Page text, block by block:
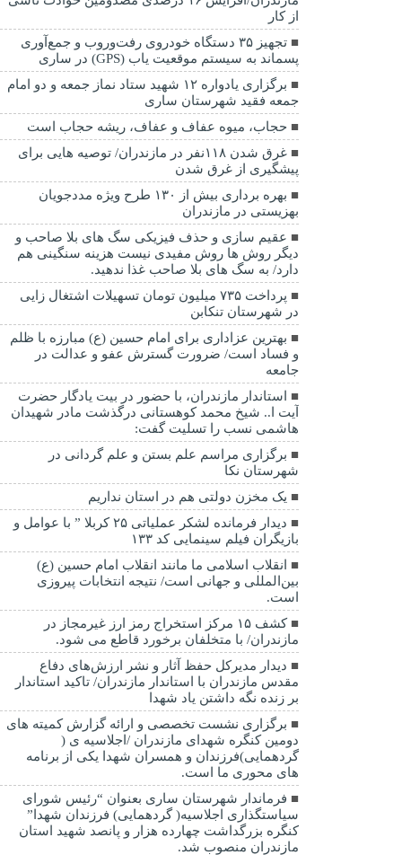
از کار
تجهیز ۳۵ دستگاه خودروی رفت‌وروب و جمع‌آوری
پسماند به سیستم موقعیت یاب (GPS) در ساری
برگزاری یادواره ۱۲ شهید ستاد نماز جمعه و دو امام
جمعه فقید شهرستان ساری
حجاب، میوه عفاف و عفاف، ریشه حجاب است
غرق شدن ۱۱۸نفر در مازندران/ توصيه هايی برای
پيشگيری از غرق شدن
بهره برداری بیش از ۱۳۰ طرح ویژه مددجویان
بهزیستی در مازندران
عقیم سازی و حذف فیزیکی سگ های بلا صاحب و
دیگر روش ها روش مفیدی نیست هزینه سنگینی هم
دارد/ به سگ های بلا صاحب غذا ندهید.
پرداخت ۷۳۵ میلیون تومان تسهیلات اشتغال زایی
در شهرستان تنکابن
بهترین عزاداری برای امام حسین (ع) مبارزه با ظلم
و فساد است/ ضرورت گسترش عفو و عدالت در
جامعه
استاندار مازندران، با حضور در بیت یادگار حضرت
آیت ا.. شیخ محمد کوهستانی درگذشت مادر شهیدان
هاشمی نسب را تسلیت گفت:
برگزاری مراسم علم بستن و علم گردانی در
شهرستان نکا
یک مخزن دولتی هم در استان نداریم
دیدار فرمانده لشکر عملیاتی ۲۵ کربلا ” با عوامل و
بازیگران فیلم سینمایی کد ۱۳۳
انقلاب اسلامی ما مانند انقلاب امام حسین (ع)
بین‌المللی و جهانی است/ نتیجه انتخابات پیروزی
است.
کشف ۱۵ مرکز استخراج رمز ارز غیرمجاز در
مازندران/ با متخلفان برخورد قاطع می شود.
دیدار مدیرکل حفظ آثار و نشر ارزش‌های دفاع
مقدس مازندران با استاندار مازندران/ تاکید استاندار
بر زنده نگه داشتن یاد شهدا
برگزاری نشست تخصصی و ارائه گزارش کمیته های
دومین کنگره شهدای مازندران /اجلاسیه ی (
گردهمایی)فرزندان و همسران شهدا یکی از برنامه
های محوری ما است.
فرماندار شهرستان ساری بعنوان “رئیس شورای
سیاستگذاری اجلاسیه( گردهمایی) فرزندان شهدا”
کنگره بزرگداشت چهارده هزار و پانصد شهید استان
مازندران منصوب شد.